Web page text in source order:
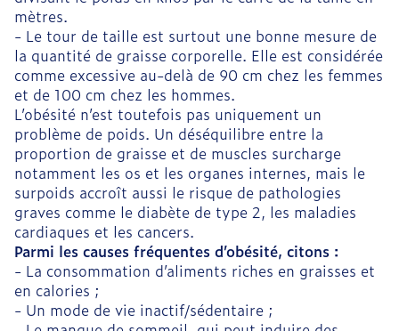
mètres.
- Le tour de taille est surtout une bonne mesure de
la quantité de graisse corporelle. Elle est considérée
comme excessive au-delà de 90 cm chez les femmes
et de 100 cm chez les hommes.
L’obésité n’est toutefois pas uniquement un
problème de poids. Un déséquilibre entre la
proportion de graisse et de muscles surcharge
notamment les os et les organes internes, mais le
surpoids accroît aussi le risque de pathologies
graves comme le diabète de type 2, les maladies
cardiaques et les cancers.
Parmi les causes fréquentes d’obésité, citons :
- La consommation d’aliments riches en graisses et
en calories ;
- Un mode de vie inactif/sédentaire ;